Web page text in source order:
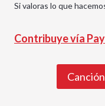
Si valoras lo que
Contribuye vía